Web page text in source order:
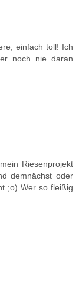
einfach toll! Ich
noch nie daran
Riesenprojekt
demnächst oder
;o) Wer so fleißig